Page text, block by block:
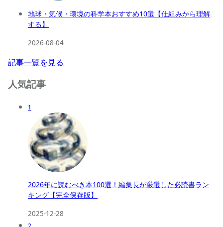
地球・気候・環境の科学本おすすめ10選【仕組みから理解
する】
2026-08-04
記事一覧を見る
人気記事
1
2026年に読むべき本100選！編集長が厳選した必読書ラン
キング【完全保存版】
2025-12-28